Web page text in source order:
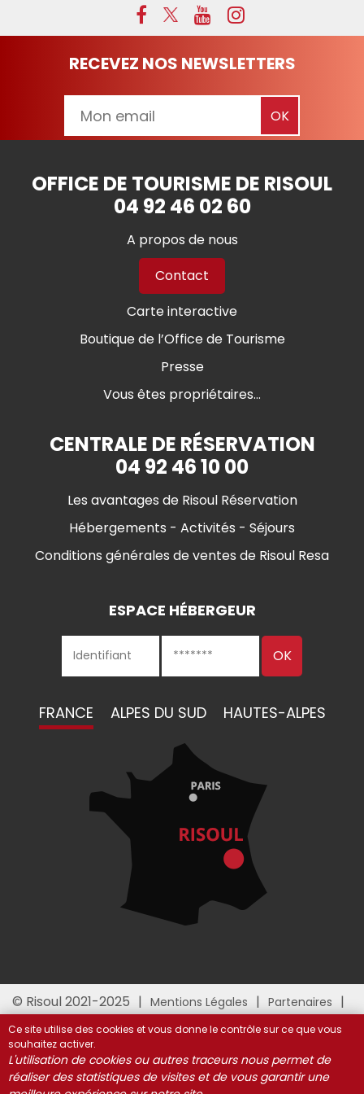
RECEVEZ NOS NEWSLETTERS
OFFICE DE TOURISME DE RISOUL
04 92 46 02 60
A propos de nous
Contact
Carte interactive
Boutique de l’Office de Tourisme
Presse
Vous êtes propriétaires...
CENTRALE DE RÉSERVATION
04 92 46 10 00
Les avantages de Risoul Réservation
Hébergements - Activités - Séjours
Conditions générales de ventes de Risoul Resa
ESPACE HÉBERGEUR
FRANCE ALPES DU SUD HAUTES-ALPES
© Risoul 2021-2025 Mentions Légales
Partenaires
Gestion des cookies
Ce site utilise des cookies et vous donne le contrôle sur ce que vous
souhaitez activer.
L'utilisation de cookies ou autres traceurs nous permet de
réaliser des statistiques de visites et de vous garantir une